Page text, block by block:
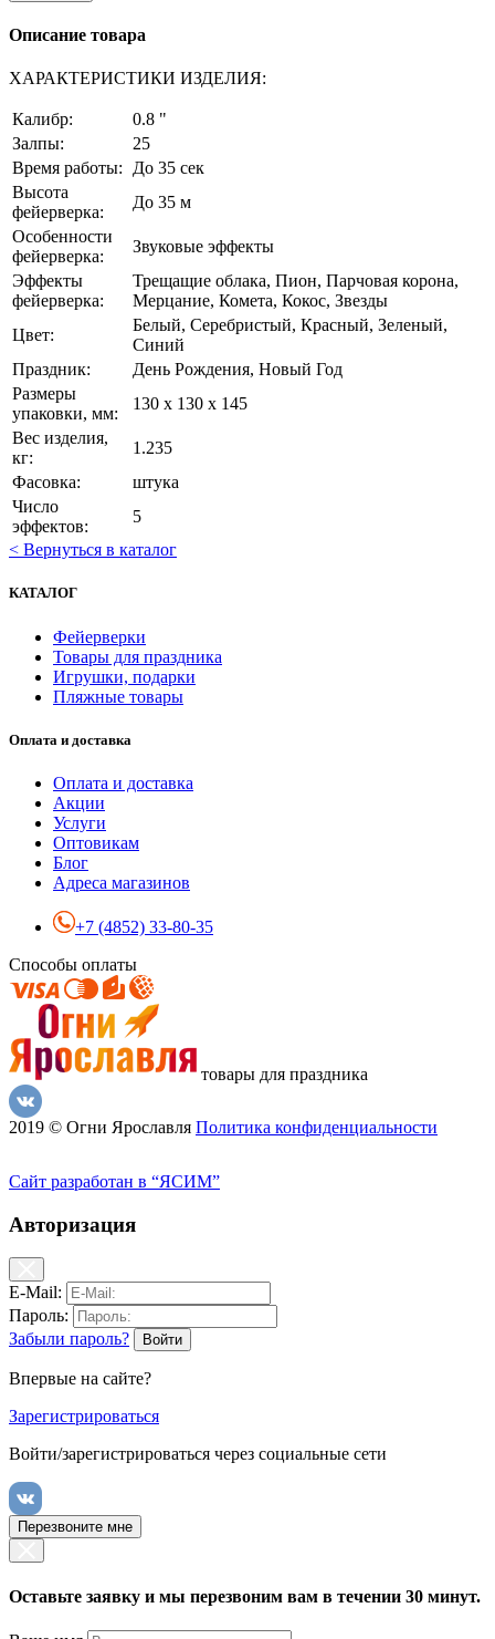
Описание товара
ХАРАКТЕРИСТИКИ ИЗДЕЛИЯ:
Калибр:
0.8 "
Залпы:
25
Время работы:
До 35 сек
Высота
фейерверка:
До 35 м
Особенности
фейерверка:
Звуковые эффекты
Эффекты
фейерверка:
Трещащие облака, Пион, Парчовая корона,
Мерцание, Комета, Кокос, Звезды
Цвет:
Белый, Серебристый, Красный, Зеленый,
Синий
Праздник:
День Рождения, Новый Год
Размеры
упаковки, мм:
130 х 130 х 145
Вес изделия,
кг:
1.235
Фасовка:
штука
Число
эффектов:
5
< Вернуться в каталог
КАТАЛОГ
Фейерверки
Товары для праздника
Игрушки, подарки
Пляжные товары
Оплата и доставка
Оплата и доставка
Акции
Услуги
Оптовикам
Блог
Адреса магазинов
+7 (4852) 33-80-35
Способы оплаты
товары для праздника
2019 © Огни Ярославля Политика конфиденциальности
Сайт разработан в “ЯСИМ”
Авторизация
E-Mail:
Пароль:
Забыли пароль?
Впервые на сайте?
Зарегистрироваться
Войти/зарегистрироваться через социальные сети
Перезвоните мне
Оставьте заявку и мы перезвоним вам в течении 30 минут.